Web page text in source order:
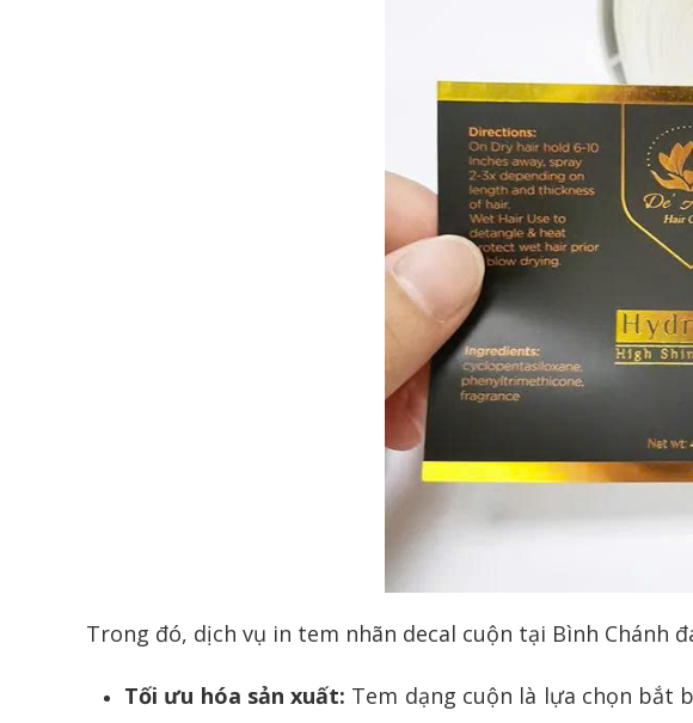
Trong đó, dịch vụ in tem nhãn decal cuộn tại Bình Chánh
Tối ưu hóa sản xuất: Tem dạng cuộn là lựa chọn bắt